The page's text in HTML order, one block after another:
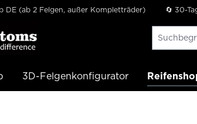
springen
DE (ab 2 Felgen, außer Kompletträder) 🔄 30-
3D-Felgenkonfigurator